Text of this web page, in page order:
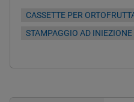
CASSETTE PER
STAMPAGGIO AD INIEZIONE